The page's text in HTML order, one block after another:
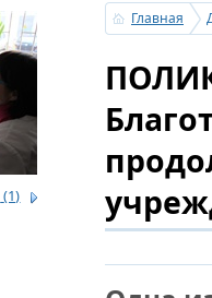
СОВЕТА
«УРАЛ»
УСЕРГАН.
ОГОНЬ -
ПОЖАРОВ
(1)
Главная